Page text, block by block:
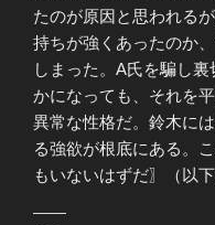
たのが原因と思われる
持ちが強くあったのか
しまった。A氏を騙し
かになっても、それを
異常な性格だ。鈴木に
る強欲が根底にある。
もいないはずだ〗（以下